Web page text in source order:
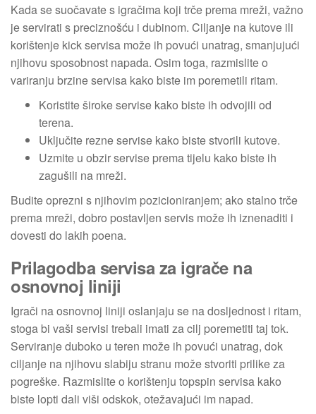
Kada se suočavate s igračima koji trče prema mreži, važno
je servirati s preciznošću i dubinom. Ciljanje na kutove ili
korištenje kick servisa može ih povući unatrag, smanjujući
njihovu sposobnost napada. Osim toga, razmislite o
variranju brzine servisa kako biste im poremetili ritam.
Koristite široke servise kako biste ih odvojili od
terena.
Uključite rezne servise kako biste stvorili kutove.
Uzmite u obzir servise prema tijelu kako biste ih
zagušili na mreži.
Budite oprezni s njihovim pozicioniranjem; ako stalno trče
prema mreži, dobro postavljen servis može ih iznenaditi i
dovesti do lakih poena.
Prilagodba servisa za igrače na
osnovnoj liniji
Igrači na osnovnoj liniji oslanjaju se na dosljednost i ritam,
stoga bi vaši servisi trebali imati za cilj poremetiti taj tok.
Serviranje duboko u teren može ih povući unatrag, dok
ciljanje na njihovu slabiju stranu može stvoriti prilike za
pogreške. Razmislite o korištenju topspin servisa kako
biste lopti dali viši odskok, otežavajući im napad.